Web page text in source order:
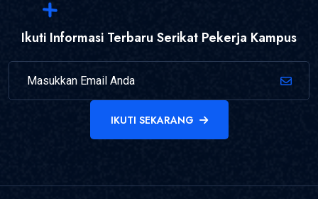
Ikuti Informasi Terbaru Serikat Pekerja Kampus
IKUTI SEKARANG